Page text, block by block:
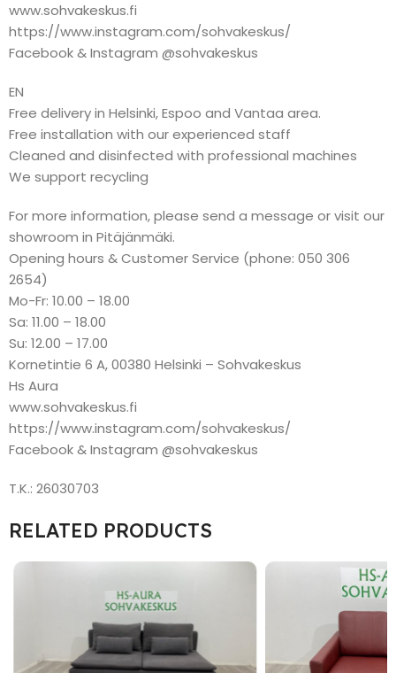
www.sohvakeskus.fi
https://www.instagram.com/sohvakeskus/
Facebook & Instagram @sohvakeskus
EN
Free delivery in Helsinki, Espoo and Vantaa area.
Free installation with our experienced staff
Cleaned and disinfected with professional machines
We support recycling
For more information, please send a message or visit our
showroom in Pitäjänmäki.
Opening hours & Customer Service (phone: 050 306
2654)
Mo-Fr: 10.00 – 18.00
Sa: 11.00 – 18.00
Su: 12.00 – 17.00
Kornetintie 6 A, 00380 Helsinki – Sohvakeskus
Hs Aura
www.sohvakeskus.fi
https://www.instagram.com/sohvakeskus/
Facebook & Instagram @sohvakeskus
T.K.: 26030703
RELATED PRODUCTS